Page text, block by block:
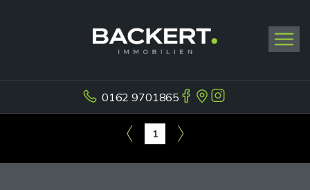
0162 9701865
1